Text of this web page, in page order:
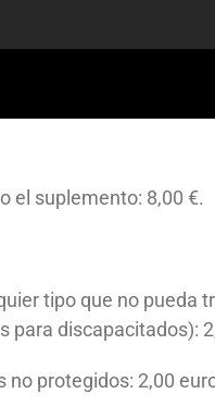
el suplemento: 8,00 €.
tipo que no pueda
para discapacitados):
no protegidos: 2,00